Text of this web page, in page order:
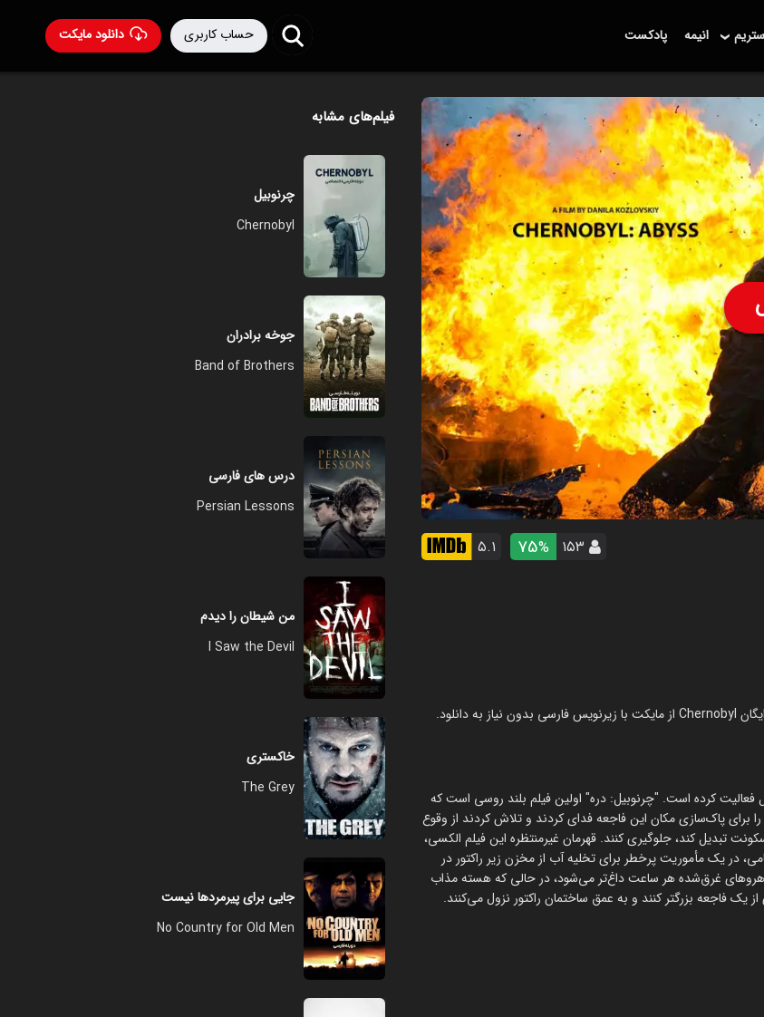
دانلود مایکت حساب کاربری انیمه پادکست
۱۵۳ 75% ۵.۱
فعالیت کرده است. "چرنوبیل: دره" اولین فیلم بلند روسی است که
برای پاک‌سازی مکان این فاجعه فدای کردند و تلاش کردند از وقوع
تبدیل کند، جلوگیری کنند. قهرمان غیرمنتظره این فیلم الکسی،
در یک مأموریت پرخطر برای تخلیه آب از مخزن زیر راکتور در
غرق‌شده هر ساعت داغ‌تر می‌شود، در حالی که هسته مذاب
یک فاجعه بزرگتر کنند و به عمق ساختمان راکتور نزول می‌کنند.
فیلم‌های مشابه
چرنوبیل
Chernobyl
جوخه برادران
Band of Brothers
درس های فارسی
Persian Lessons
من شیطان را دیدم
I Saw the Devil
خاکستری
The Grey
جایی برای پیرمردها نیست
No Country for Old Men